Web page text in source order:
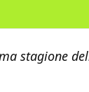
stagione